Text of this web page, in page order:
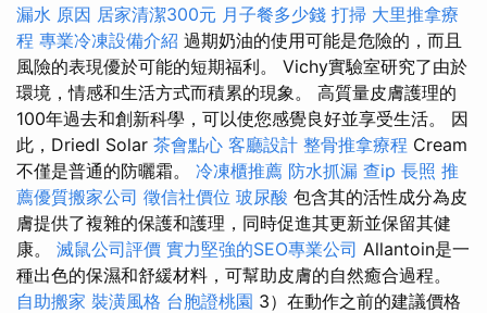
漏水 原因 居家清潔300元 月子餐多少錢 打掃 大里推拿療
程 專業冷凍設備介紹 過期奶油的使用可能是危險的，而且
風險的表現優於可能的短期福利。 Vichy實驗室研究了由於
環境，情感和生活方式而積累的現象。 高質量皮膚護理的
100年過去和創新科學，可以使您感覺良好並享受生活。 因
此，Driedl Solar 茶會點心 客廳設計 整骨推拿療程 Cream
不僅是普通的防曬霜。 冷凍櫃推薦 防水抓漏 查ip 長照 推
薦優質搬家公司 徵信社價位 玻尿酸 包含其的活性成分為皮
膚提供了複雜的保護和護理，同時促進其更新並保留其健
康。 滅鼠公司評價 實力堅強的SEO專業公司 Allantoin是一
種出色的保濕和舒緩材料，可幫助皮膚的自然癒合過程。
自助搬家 裝潢風格 台胞證桃園 3）在動作之前的建議價格